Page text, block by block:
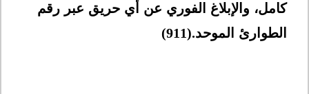
كامل، والإبلاغ الفوري عن أي حريق عبر رقم
الطوارئ الموحد(911).